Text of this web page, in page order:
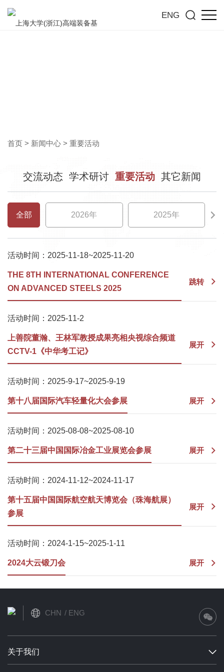
ENG
首页 > 新闻中心 > 重要活动
交流动态 学术研讨 重要活动 其它新闻
全部 2026年 2025年
活动时间：2025-11-18~2025-11-20
THE 8TH INTERNATIONAL CONFERENCE
ON ADVANCED STEELS 2025
跳转
活动时间：2025-11-2
上善院董瀚、王林军教授成果亮相央视综合频道
CCTV-1《中华考工记》
展开
活动时间：2025-9-17~2025-9-19
第十八届国际汽车轻量化大会参展 展开
活动时间：2025-08-08~2025-08-10
第二十三届中国国际冶金工业展览会参展 展开
活动时间：2024-11-12~2024-11-17
第十五届中国国际航空航天博览会（珠海航展）
参展
展开
活动时间：2024-1-15~2025-1-11
2024大云锻刀会 展开
CHN ENG
关于我们